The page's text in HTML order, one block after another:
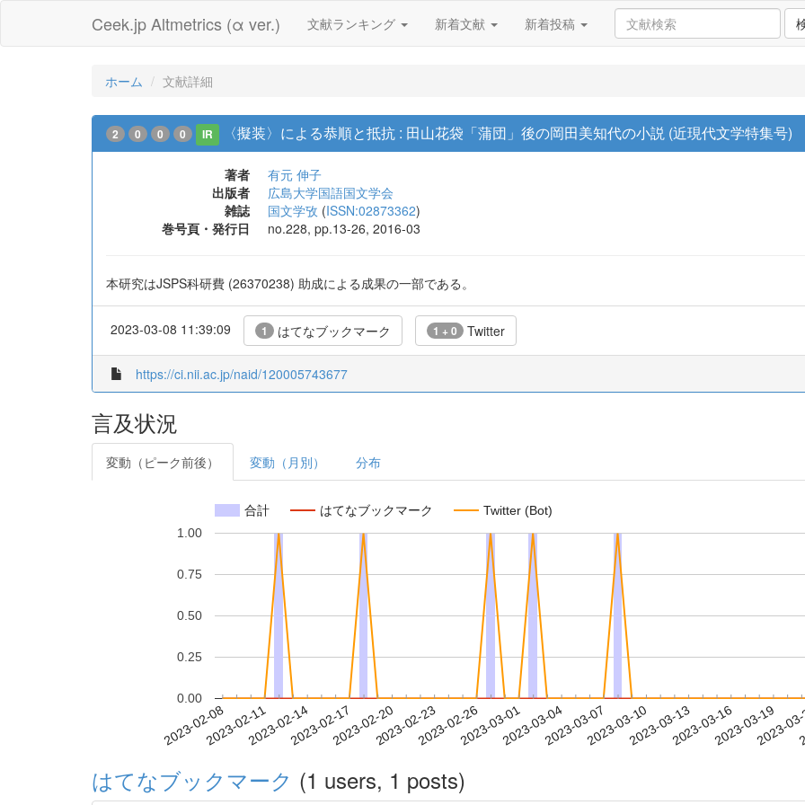
Ceek.jp Altmetrics (α ver.) 文献ランキング 新着文献 新着投稿
ホーム 文献詳細
2 0 0 0 IR 〈擬装〉による恭順と抵抗 : 田山花袋「蒲団」後の岡田美知代の小説 (近現代文学特集号)
著者
有元 伸子
出版者
広島大学国語国文学会
雑誌
国文学攷 (ISSN:02873362)
巻号頁・発行日
no.228, pp.13-26, 2016-03
本研究はJSPS科研費 (26370238) 助成による成果の一部である。
2023-03-08 11:39:09 1 はてなブックマーク 1 + 0 Twitter
https://ci.nii.ac.jp/naid/120005743677
言及状況
変動（ピーク前後） 変動（月別） 分布
合計 はてなブックマーク Twitter (Bot)
2023-02-082023-02-112023-02-142023-02-172023-02-202023-02-232023-02-262023-03-012023-03-042023-03-072023-03-102023-03-132023-03-162023-03-19
2023-
0.00
0.25
0.50
0.75
1.00
はてなブックマーク (1 users, 1 posts)